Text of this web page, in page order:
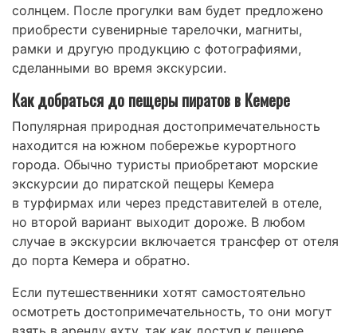
солнцем. После прогулки вам будет предложено
приобрести сувенирные тарелочки, магниты,
рамки и другую продукцию с фотографиями,
сделанными во время экскурсии.
Как добраться до пещеры пиратов в Кемере
Популярная природная достопримечательность
находится на южном побережье курортного
города. Обычно туристы приобретают морские
экскурсии до пиратской пещеры Кемера
в турфирмах или через представителей в отеле,
но второй вариант выходит дороже. В любом
случае в экскурсии включается трансфер от отеля
до порта Кемера и обратно.
Если путешественники хотят самостоятельно
осмотреть достопримечательность, то они могут